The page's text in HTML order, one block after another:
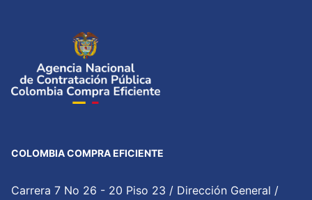
COLOMBIA COMPRA EFICIENTE
Carrera 7 No 26 - 20 Piso 23 / Dirección General /